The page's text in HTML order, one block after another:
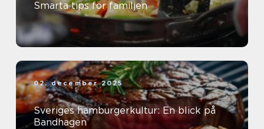
Smarta tips för familjen
02. december 2025
Sveriges hamburgerkultur: En blick på
Bandhagen